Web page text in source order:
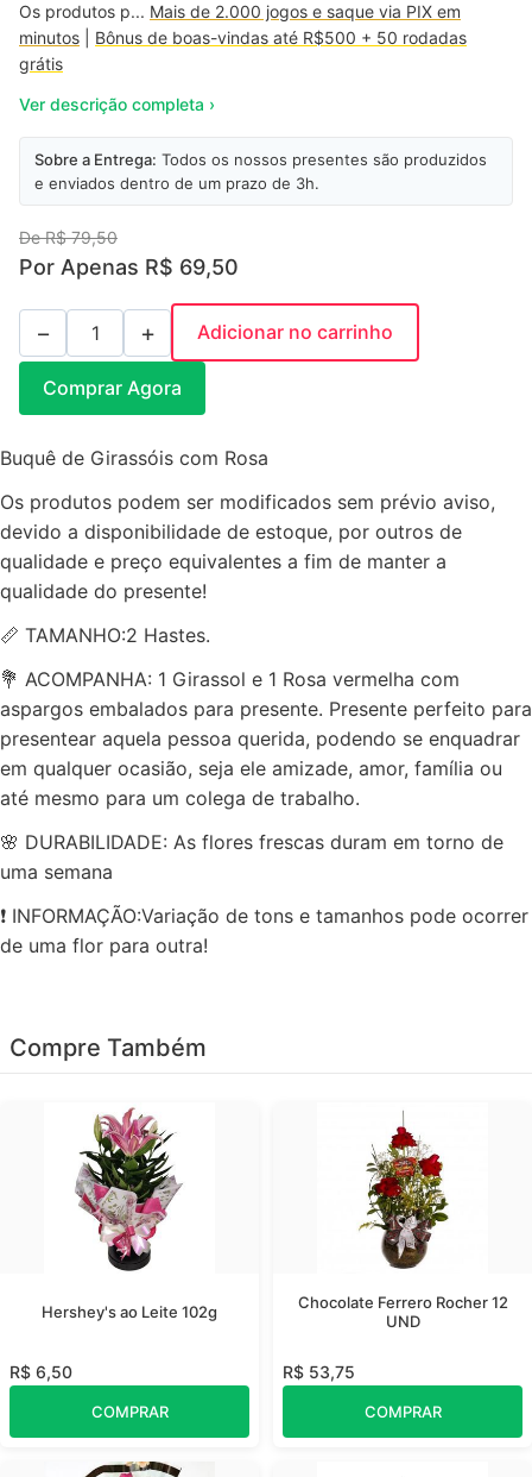
Os produtos p... Mais de 2.000 jogos e saque via PIX em
minutos
Bônus de boas-vindas até R$500 + 50 rodadas
grátis
Ver descrição completa ›
Sobre a Entrega: Todos os nossos presentes são produzidos
e enviados dentro de um prazo de 3h.
De R$ 79,50
Por Apenas R$ 69,50
− + Adicionar no carrinho
Comprar Agora
Buquê de Girassóis com Rosa
Os produtos podem ser modificados sem prévio aviso,
devido a disponibilidade de estoque, por outros de
qualidade e preço equivalentes a fim de manter a
qualidade do presente!
📏 TAMANHO:2 Hastes.
💐 ACOMPANHA: 1 Girassol e 1 Rosa vermelha com
aspargos embalados para presente. Presente perfeito para
presentear aquela pessoa querida, podendo se enquadrar
em qualquer ocasião, seja ele amizade, amor, família ou
até mesmo para um colega de trabalho.
🌸 DURABILIDADE: As flores frescas duram em torno de
uma semana
❗ INFORMAÇÃO:Variação de tons e tamanhos pode ocorrer
de uma flor para outra!
Compre Também
Hershey's ao Leite 102g
R$ 6,50
COMPRAR
Chocolate Ferrero Rocher 12
UND
R$ 53,75
COMPRAR